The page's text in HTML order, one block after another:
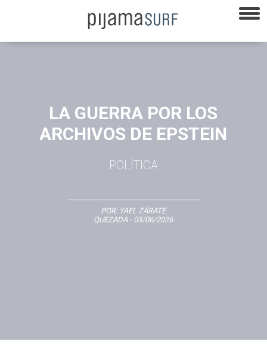
LA GUERRA POR LOS
ARCHIVOS DE EPSTEIN
POLÍTICA
POR: YAEL ZÁRATE
QUEZADA - 03/06/2026